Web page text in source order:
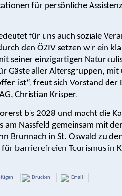
für persönliche
für uns auch soziale
den ÖZIV setzen wir ein
seiner einzigartigen
Gäste aller Altersgruppen, mit
ist“, freut sich Vorstand der
Christian Krisper.
bis 2028 und macht die
am Nassfeld gemeinsam mit der
Brunnach in St. Oswald zu
für barrierefreien Tourismus in
Drucken Email